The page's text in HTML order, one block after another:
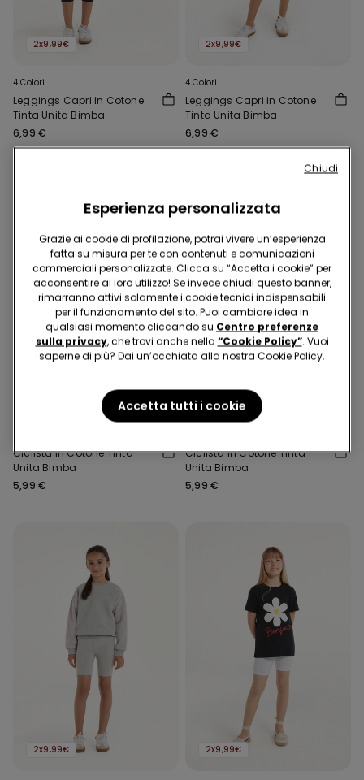
2x9,99€
4 Colori
Leggings Capri in Cotone
Tinta Unita Bimba
6,99 €
2x9,99€
4 Colori
Leggings Capri in Cotone
Tinta Unita Bimba
6,99 €
Ciclista in Cotone Tinta
Unita Bimba
5,99 €
Ciclista in Cotone Tinta
Unita Bimba
5,99 €
2x9,99€ 2x9,99€
Esperienza personalizzata
Grazie ai cookie di profilazione, potrai vivere un’esperienza
fatta su misura per te con contenuti e comunicazioni
commerciali personalizzate. Clicca su “Accetta i cookie” per
acconsentire al loro utilizzo! Se invece chiudi questo banner,
rimarranno attivi solamente i cookie tecnici indispensabili
per il funzionamento del sito. Puoi cambiare idea in
qualsiasi momento cliccando su Centro preferenze
sulla privacy, che trovi anche nella “Cookie Policy”. Vuoi
saperne di più? Dai un’occhiata alla nostra Cookie Policy.
Accetta tutti i cookie
Chiudi